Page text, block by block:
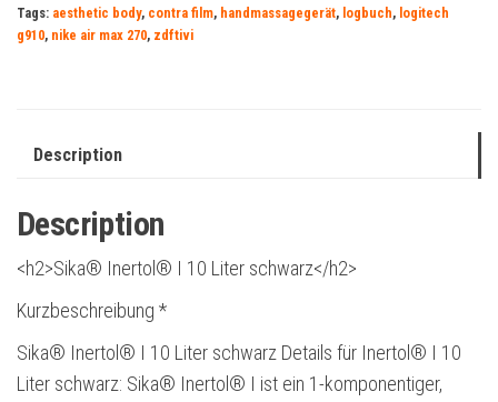
Tags: aesthetic body, contra film, handmassagegerät, logbuch, logitech
g910, nike air max 270, zdftivi
Description
Description
<h2>Sika® Inertol® I 10 Liter schwarz</h2>
Kurzbeschreibung *
Sika® Inertol® I 10 Liter schwarz Details für Inertol® I 10
Liter schwarz: Sika® Inertol® I ist ein 1-komponentiger,